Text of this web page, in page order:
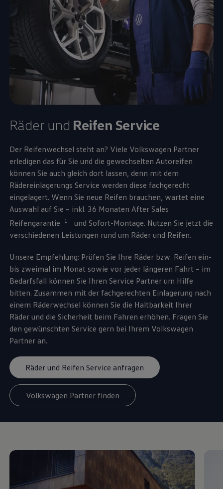
Räder und Reifen Service
Der Reifenwechsel steht an? Viele Volkswagen Partner
erledigen das für Sie und die gewechselten Autoreifen
können Sie auch gleich dort lassen, denn mit dem
Rädereinlagerungs Service werden diese fachgerecht
eingelagert. Wenn Sie neue Reifen brauchen, wartet eine
Auswahl auf Sie – inkl. 36 Monaten After Sales
Reifengarantie
1
und Sofort-Montage. Nutzen Sie jetzt die
verschiedenen Leistungen rund um Räder und Reifen.
Unsere Empfehlung: Prüfen Sie Ihre Räder bzw. Reifen ein-
bis zweimal im Monat sowie vor jeder längeren Fahrt – im
Bedarfsfall können Sie Ihren Service Partner um Hilfe
bitten. Zusammen mit der fachgerechten Einlagerung nach
einem Räderwechsel können Sie die Haltbarkeit Ihrer
Räder und die Sicherheit beim Fahren erhöhen. Fragen Sie
den gewünschten Service gern bei Ihrem Volkswagen
Partner an.
Räder und Reifen Service anfragen
Volkswagen Partner finden